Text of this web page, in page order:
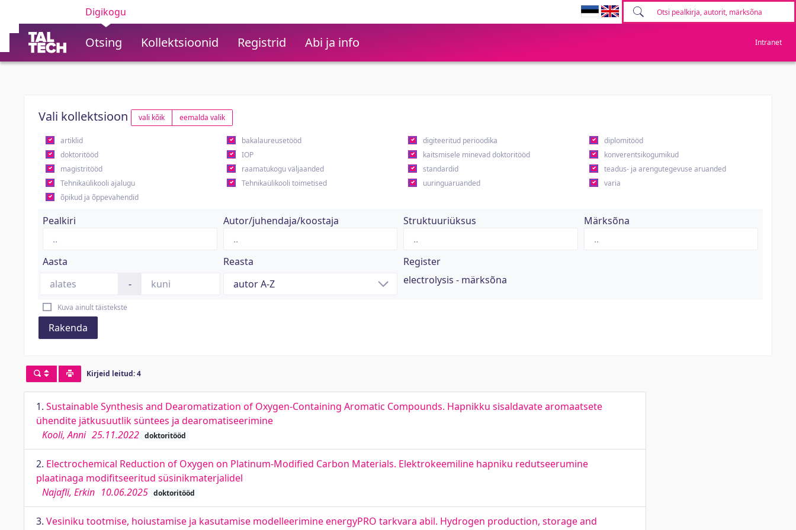
Digikogu
Otsing Kollektsioonid Registrid Abi ja info Intranet
Vali kollektsioon vali kõik eemalda valik
artiklid bakalaureusetööd digiteeritud perioodika
diplomitööd
doktoritööd
IOP kaitsmisele minevad doktoritööd
konverentsikogumikud
magistritööd
raamatukogu väljaanded standardid
teadus- ja arengutegevuse aruanded
Tehnikaülikooli ajalugu
Tehnikaülikooli toimetised uuringuaruanded
varia
õpikud ja õppevahendid
Pealkiri Autor/juhendaja/koostaja Struktuuriüksus Märksõna
Aasta
-
Reasta
Register
electrolysis - märksõna
Kuva ainult täistekste
Rakenda
Kirjeid leitud: 4
1. Sustainable Synthesis and Dearomatization of Oxygen-Containing Aromatic Compounds. Hapnikku sisaldavate aromaatsete
ühendite jätkusuutlik süntees ja dearomatiseerimine
Kooli, Anni 25.11.2022 doktoritööd
2. Electrochemical Reduction of Oxygen on Platinum-Modified Carbon Materials. Elektrokeemiline hapniku redutseerumine
plaatinaga modifitseeritud süsinikmaterjalidel
Najafli, Erkin 10.06.2025 doktoritööd
3. Vesiniku tootmise, hoiustamise ja kasutamise modelleerimine energyPRO tarkvara abil. Hydrogen production, storage and